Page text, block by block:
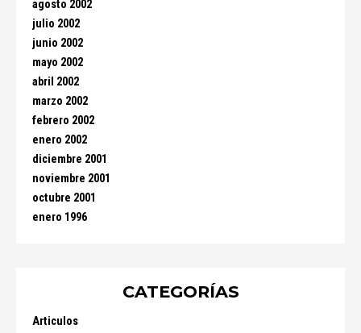
agosto 2002
julio 2002
junio 2002
mayo 2002
abril 2002
marzo 2002
febrero 2002
enero 2002
diciembre 2001
noviembre 2001
octubre 2001
enero 1996
CATEGORÍAS
Articulos